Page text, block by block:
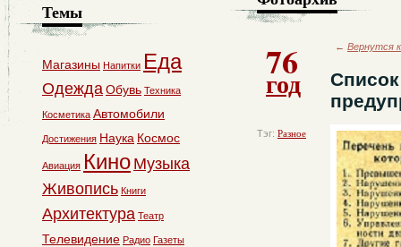
76
год
Тэг: Разное
← Вернутся
Темы
Магазины Напитки Еда
ОдеждаОбувь Техника
Косметика Автомобили
Достижения Наука Космос
Авиация Кино Музыка
Живопись Книги
Архитектура Театр
Телевидение Радио Газеты